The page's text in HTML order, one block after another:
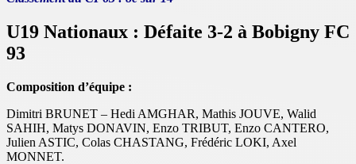
U19 Nationaux : Défaite 3-2 à Bobigny FC
93
Composition d’équipe :
Dimitri BRUNET – Hedi AMGHAR, Mathis JOUVE, Walid
SAHIH, Matys DONAVIN, Enzo TRIBUT, Enzo CANTERO,
Julien ASTIC, Colas CHASTANG, Frédéric LOKI, Axel
MONNET.